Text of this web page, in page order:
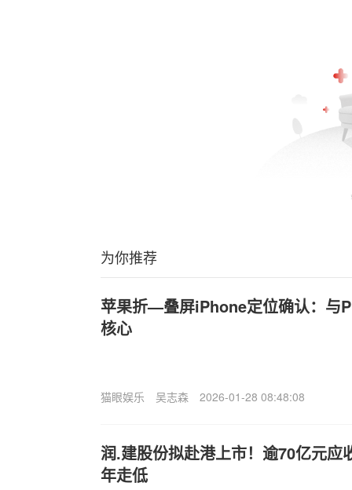
为你推荐
苹果折—叠屏iPhone定位确认：与
核心
猫眼娱乐 吴志森 2026-01-28 08:48:08
润.建股份拟赴港上市！逾70亿元应
年走低